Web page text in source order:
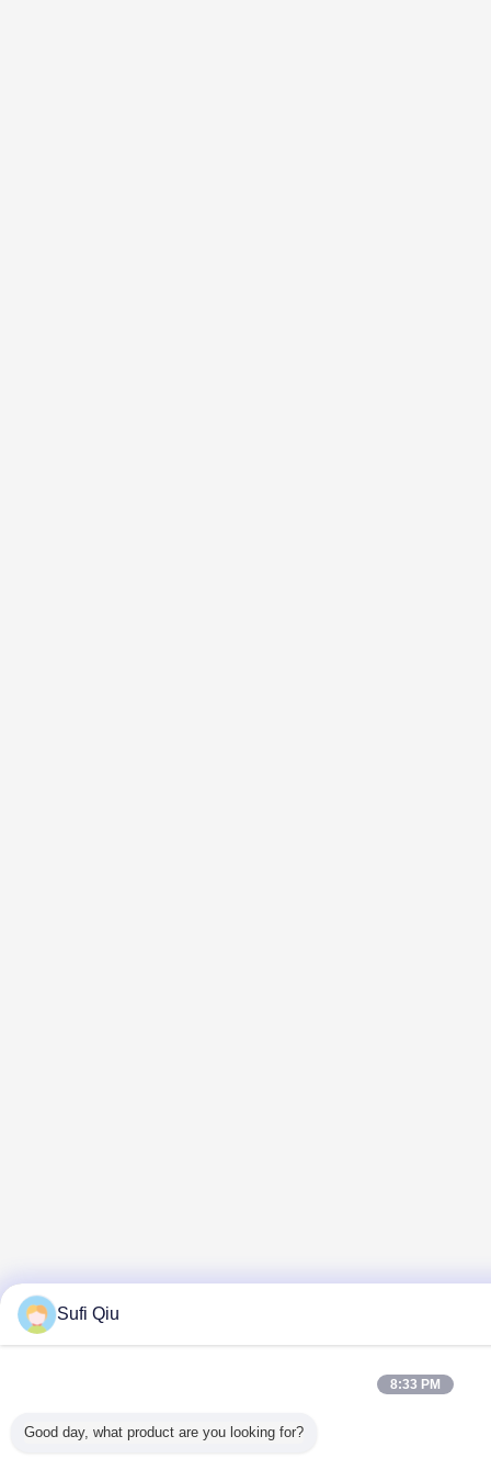
Sufi Qiu
8:33 PM
Good day, what product are you looking for?